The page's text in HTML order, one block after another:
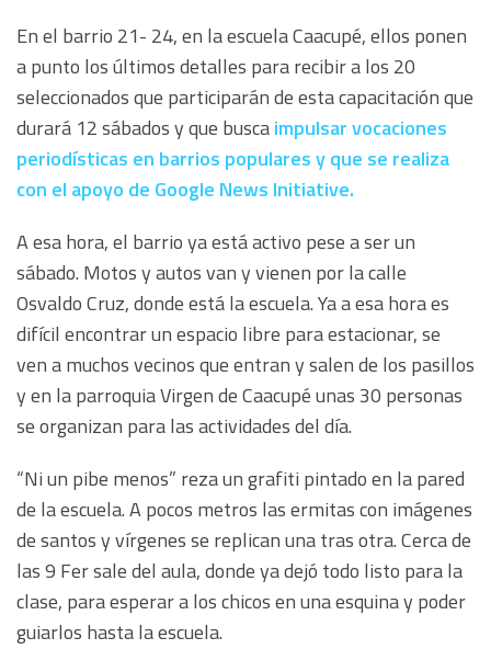
En el barrio 21- 24, en la escuela Caacupé, ellos ponen
a punto los últimos detalles para recibir a los 20
seleccionados que participarán de esta capacitación que
durará 12 sábados y que buscaimpulsar vocaciones
periodísticas en barrios populares y que se realiza
con el apoyo de Google News Initiative.
A esa hora, el barrio ya está activo pese a ser un
sábado. Motos y autos van y vienen por la calle
Osvaldo Cruz, donde está la escuela. Ya a esa hora es
difícil encontrar un espacio libre para estacionar, se
ven a muchos vecinos que entran y salen de los pasillos
y en la parroquia Virgen de Caacupé unas 30 personas
se organizan para las actividades del día.
“Ni un pibe menos” reza un grafiti pintado en la pared
de la escuela. A pocos metros las ermitas con imágenes
de santos y vírgenes se replican una tras otra. Cerca de
las 9 Fer sale del aula, donde ya dejó todo listo para la
clase, para esperar a los chicos en una esquina y poder
guiarlos hasta la escuela.